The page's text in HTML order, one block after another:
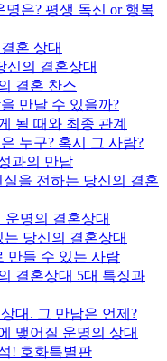
은? 평생 독신 or 행복
혼 상대
신의 결혼상대
결혼 찬스
만날 수 있을까?
될 때와 최종 관계
누구? 혹시 그 사람?
과의 만남
을 전하는 당신의 결혼
운명의 결혼상대
당신의 결혼상대
만들 수 있는 사람
결혼상대 5대 특징과
대. 그 만남은 언제?
맺어질 운명의 상대
! 호화특별판